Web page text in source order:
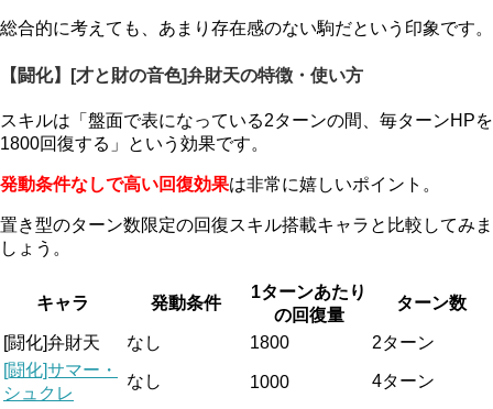
総合的に考えても、あまり存在感のない駒だという印象です。
【闘化】[才と財の音色]弁財天の特徴・使い方
スキルは「盤面で表になっている2ターンの間、毎ターンHPを
1800回復する」という効果です。
発動条件なしで高い回復効果は非常に嬉しいポイント。
置き型のターン数限定の回復スキル搭載キャラと比較してみま
しょう。
キャラ 発動条件
1ターンあたり
の回復量
ターン数
[闘化]弁財天 なし 1800
2ターン
[闘化]サマー・
シュクレ
なし 1000 4ターン